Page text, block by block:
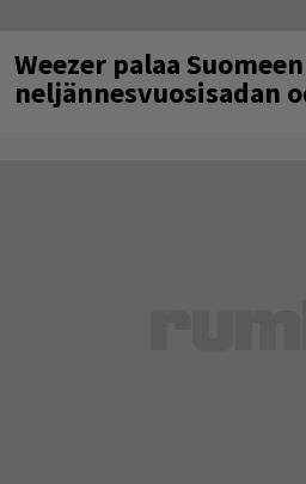
Weezer palaa
neljännesvuosisadan